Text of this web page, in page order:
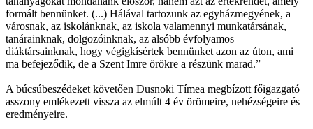
formált bennünket. (...) Hálával tartozunk az egyházmegyének, a
városnak, az iskolánknak, az iskola valamennyi munkatársának,
tanárainknak, dolgozóinknak, az alsóbb évfolyamos
diáktársainknak, hogy végigkísértek bennünket azon az úton, ami
ma befejeződik, de a Szent Imre örökre a részünk marad.”
A búcsúbeszédeket követően Dusnoki Tímea megbízott főigazgató
asszony emlékezett vissza az elmúlt 4 év örömeire, nehézségeire és
eredményeire.